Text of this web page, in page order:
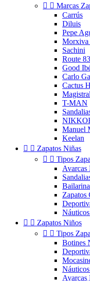
  Marcas
Carrús
Diluis
Pepe
Morxiva
Sachini
Route 83
Good
Carlo
Cactus
Magistral
T-MAN
Manuel
Keelan
  Zapatos Niñas
  Tipos
Avarcas
Zapatos
  Zapatos Niños
  Tipos
Botines
Avarcas